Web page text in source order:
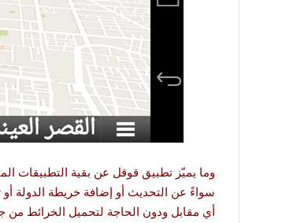
وما يميّز تطبيق قوقل عن بقية التطبيقات
سواءً عن التحديث أو إضافة خريطة الدولة
أي مقابل ودون الحاجة لتحميل الخرائط من